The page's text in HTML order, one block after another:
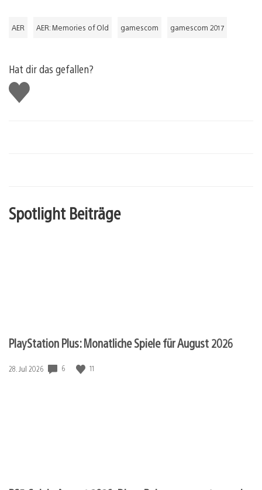
AER AER: Memories of Old gamescom gamescom 2017
Hat dir das gefallen?
Gefällt
mir
Spotlight Beiträge
PlayStation Plus: Monatliche Spiele für August 2026
Veröffentlichungsdatum:
28. Jul 2026 6 11